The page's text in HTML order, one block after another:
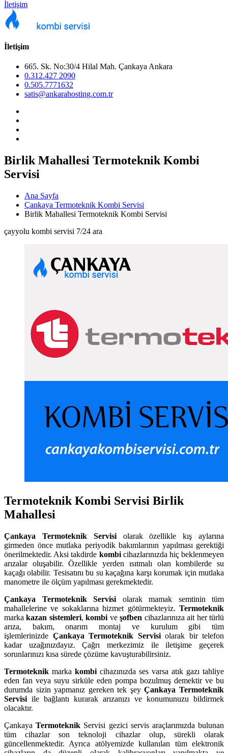
İletişim
İletişim
665. Sk. No:30/4 Hilal Mah. Çankaya Ankara
0.312.427 2090
0.505.7771632
satis@ankarahosting.com.tr
Birlik Mahallesi Termoteknik Kombi
Servisi
Ana Sayfa
Çankaya Termoteknik Kombi Servisi
Birlik Mahallesi Termoteknik Kombi Servisi
çayyolu kombi servisi 7/24 ara
Termoteknik Kombi Servisi Birlik
Mahallesi
Çankaya Termoteknik Servisi olarak özellikle kış aylarına
girmeden önce mutlaka periyodik bakımlarının yapılması gerektiği
önerilmektedir. Aksi takdirde kombicihazlarınızda hiç beklenmeyen
arızalar oluşabilir. Özellikle yerden ısıtmalı olan kombilerde su
kaçağı olabilir. Tesisatını bu su kaçağına karşı korumak için mutlaka
manometre ile ölçüm yapılması gerekmektedir.
Çankaya Termoteknik Servisi olarak mamak semtinin tüm
mahallelerine ve sokaklarına hizmet götürmekteyiz. Termoteknik
markakazan sistemleri,kombi veşofben cihazlarınıza ait her türlü
arıza, bakım, onarım montaj ve kurulum gibi tüm
işlemlerinizde Çankaya Termoteknik Servisi olarak bir telefon
kadar uzağınızdayız. Çağrı merkezimiz ile iletişime geçerek
sorunlarınızı kısa sürede çözüme kavuşturabilirsiniz.
Termoteknik marka kombi cihazınızda ses varsa atık gazı tahliye
eden fan veya suyu sirküle eden pompa bozulmuş demektir ve bu
durumda sizin yapmanız gereken tek şeyÇankaya Termoteknik
Servisi ile bağlantı kurarak arızanızı ve konumunuzu bildirmek
olacaktır.
ÇankayaTermoteknik Servisi gezici servis araçlarımızda bulunan
tüm cihazlar son teknoloji cihazlar olup, sürekli olarak
güncellenmektedir. Ayrıca atölyemizde kullanılan tüm elektronik